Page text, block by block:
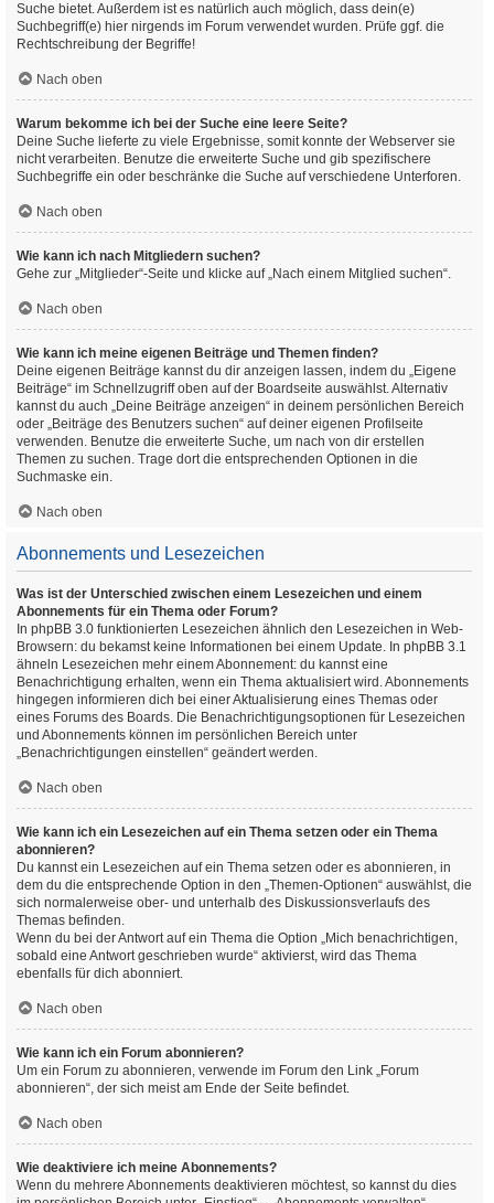
Suche bietet. Außerdem ist es natürlich auch möglich, dass dein(e)
Suchbegriff(e) hier nirgends im Forum verwendet wurden. Prüfe ggf. die
Rechtschreibung der Begriffe!
Nach oben
Warum bekomme ich bei der Suche eine leere Seite?
Deine Suche lieferte zu viele Ergebnisse, somit konnte der Webserver sie
nicht verarbeiten. Benutze die erweiterte Suche und gib spezifischere
Suchbegriffe ein oder beschränke die Suche auf verschiedene Unterforen.
Nach oben
Wie kann ich nach Mitgliedern suchen?
Gehe zur „Mitglieder“-Seite und klicke auf „Nach einem Mitglied suchen“.
Nach oben
Wie kann ich meine eigenen Beiträge und Themen finden?
Deine eigenen Beiträge kannst du dir anzeigen lassen, indem du „Eigene
Beiträge“ im Schnellzugriff oben auf der Boardseite auswählst. Alternativ
kannst du auch „Deine Beiträge anzeigen“ in deinem persönlichen Bereich
oder „Beiträge des Benutzers suchen“ auf deiner eigenen Profilseite
verwenden. Benutze die erweiterte Suche, um nach von dir erstellen
Themen zu suchen. Trage dort die entsprechenden Optionen in die
Suchmaske ein.
Nach oben
Abonnements und Lesezeichen
Was ist der Unterschied zwischen einem Lesezeichen und einem
Abonnements für ein Thema oder Forum?
In phpBB 3.0 funktionierten Lesezeichen ähnlich den Lesezeichen in Web-
Browsern: du bekamst keine Informationen bei einem Update. In phpBB 3.1
ähneln Lesezeichen mehr einem Abonnement: du kannst eine
Benachrichtigung erhalten, wenn ein Thema aktualisiert wird. Abonnements
hingegen informieren dich bei einer Aktualisierung eines Themas oder
eines Forums des Boards. Die Benachrichtigungsoptionen für Lesezeichen
und Abonnements können im persönlichen Bereich unter
„Benachrichtigungen einstellen“ geändert werden.
Nach oben
Wie kann ich ein Lesezeichen auf ein Thema setzen oder ein Thema
abonnieren?
Du kannst ein Lesezeichen auf ein Thema setzen oder es abonnieren, in
dem du die entsprechende Option in den „Themen-Optionen“ auswählst, die
sich normalerweise ober- und unterhalb des Diskussionsverlaufs des
Themas befinden.
Wenn du bei der Antwort auf ein Thema die Option „Mich benachrichtigen,
sobald eine Antwort geschrieben wurde“ aktivierst, wird das Thema
ebenfalls für dich abonniert.
Nach oben
Wie kann ich ein Forum abonnieren?
Um ein Forum zu abonnieren, verwende im Forum den Link „Forum
abonnieren“, der sich meist am Ende der Seite befindet.
Nach oben
Wie deaktiviere ich meine Abonnements?
Wenn du mehrere Abonnements deaktivieren möchtest, so kannst du dies